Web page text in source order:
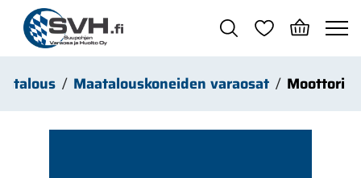
Siirry pääsisältöön
Maatalouskoneiden varaosat Moottori